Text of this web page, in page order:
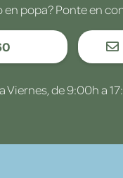
en popa? Ponte en
de 9:00h a